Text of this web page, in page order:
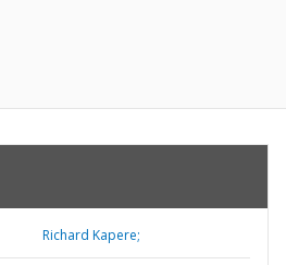
Richard Kapere;